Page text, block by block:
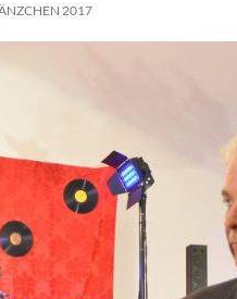
2017